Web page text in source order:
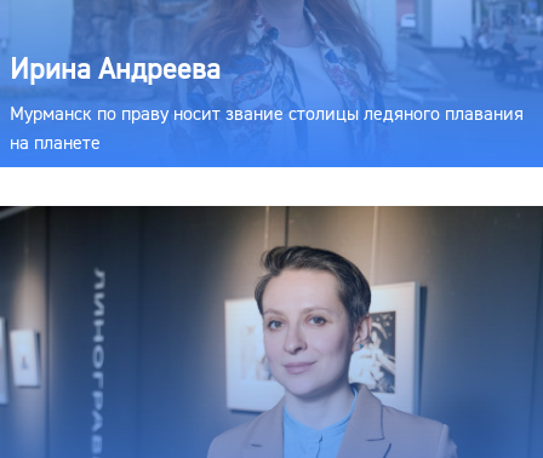
Ирина Андреева
Мурманск по праву носит звание столицы ледяного плавания
на планете